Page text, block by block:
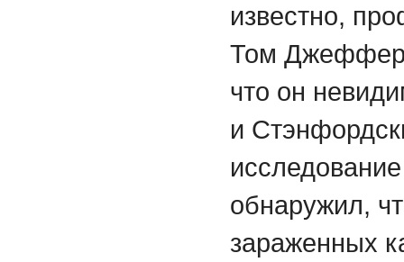
известно,
Том
что он
и
обнаружил,
зараженных